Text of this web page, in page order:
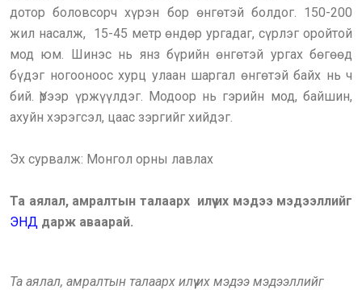
дотор боловсорч хүрэн бор өнгөтэй болдог. 150-200
жил насалж, 15-45 метр өндөр ургадаг, сүрлэг оройтой
мод юм. Шинэс нь янз бүрийн өнгөтэй ургах бөгөөд
бүдэг ногооноос хурц улаан шаргал өнгөтэй байх нь ч
бий. Үрээр үржүүлдэг. Модоор нь гэрийн мод, байшин,
ахуйн хэрэгсэл, цаас зэргийг хийдэг.
Эх сурвалж: Монгол орны лавлах
Та аялал, амралтын талаарх илүү их мэдээ мэдээллийг
ЭНД дарж аваарай.
Та аялал, амралтын талаарх илүү их мэдээ мэдээллийг